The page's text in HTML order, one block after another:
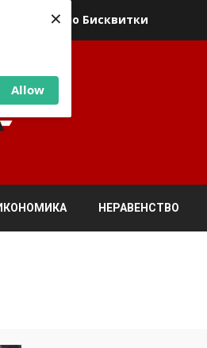
Allow
×
относно Бисквитки
НЕРАВЕНСТВО